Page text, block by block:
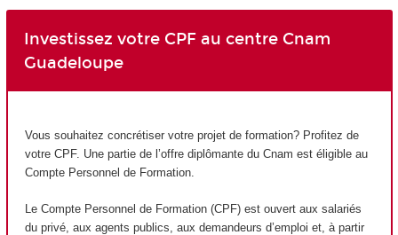
Investissez votre CPF au centre Cnam
Guadeloupe
Vous souhaitez concrétiser votre projet de formation? Profitez de
votre CPF. Une partie de l’offre diplômante du Cnam est éligible au
Compte Personnel de Formation.
Le Compte Personnel de Formation (CPF) est ouvert aux salariés
du privé, aux agents publics, aux demandeurs d’emploi et, à partir